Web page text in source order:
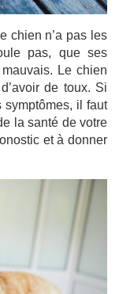
chien n’a pas les
pas, que ses
Le chien
de toux. Si
symptômes, il faut
la santé de votre
et à donner